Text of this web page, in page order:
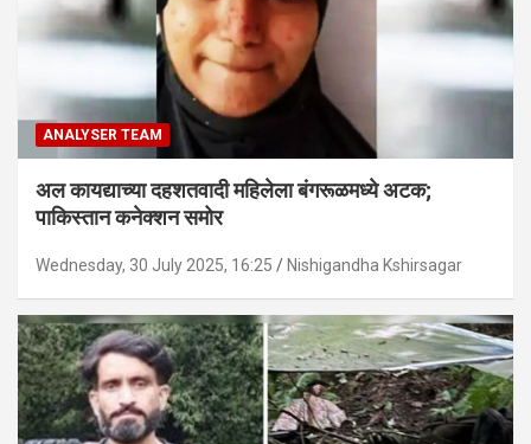
ANALYSER TEAM
अल कायद्याच्या दहशतवादी महिलेला बंगरूळमध्ये अटक;
पाकिस्तान कनेक्शन समोर
Wednesday, 30 July 2025, 16:25 Nishigandha Kshirsagar